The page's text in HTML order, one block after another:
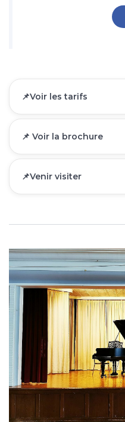
📌Voir les tarifs
📌 Voir la brochure
📌Venir visiter